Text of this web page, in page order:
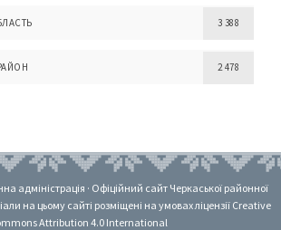
3 388
2 478
адміністрація · Офіційний сайт Черкаської районної
на цьому сайті розміщені на умовах ліцензії Creative
Attribution 4.0 International